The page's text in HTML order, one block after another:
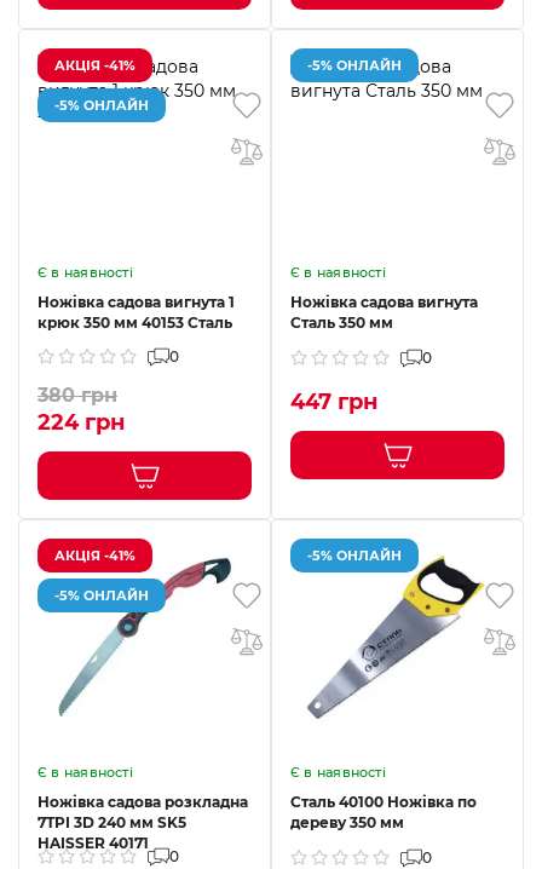
АКЦІЯ -41%
-5% ОНЛАЙН
Є в наявності
Ножівка садова вигнута 1
крюк 350 мм 40153 Сталь
0
380 грн
224 грн
-5% ОНЛАЙН
Є в наявності
Ножівка садова вигнута
Сталь 350 мм
0
447 грн
АКЦІЯ -41%
-5% ОНЛАЙН
Є в наявності
Ножівка садова розкладна
7TPI 3D 240 мм SK5
HAISSER 40171
0
-5% ОНЛАЙН
Є в наявності
Сталь 40100 Ножівка по
дереву 350 мм
0